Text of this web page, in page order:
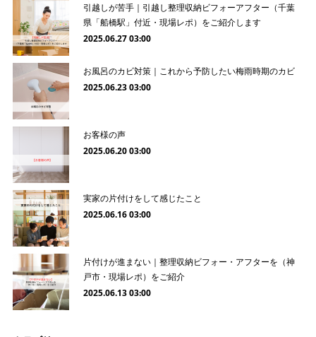
引越しが苦手｜引越し整理収納ビフォーアフター（千葉
県「船橋駅」付近・現場レポ）をご紹介します
2025.06.27 03:00
お風呂のカビ対策｜これから予防したい梅雨時期のカビ
2025.06.23 03:00
お客様の声
2025.06.20 03:00
実家の片付けをして感じたこと
2025.06.16 03:00
片付けが進まない｜整理収納ビフォー・アフターを（神
戸市・現場レポ）をご紹介
2025.06.13 03:00